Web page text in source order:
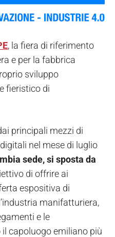
, la fiera di riferimento
e per la fabbrica
sviluppo
fieristico di
principali mezzi di
nel mese di luglio
sede, si sposta da
di offrire ai
espositiva di
manifatturiera,
e le
capoluogo emiliano più